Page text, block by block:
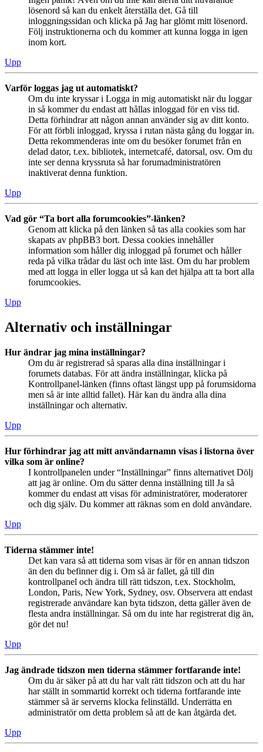
lösenord så kan du enkelt återställa det. Gå till
inloggningssidan och klicka på Jag har glömt mitt lösenord.
Följ instruktionerna och du kommer att kunna logga in igen
inom kort.
Upp
Varför loggas jag ut automatiskt?
Om du inte kryssar i Logga in mig automatiskt när du loggar
in så kommer du endast att hållas inloggad för en viss tid.
Detta förhindrar att någon annan använder sig av ditt konto.
För att förbli inloggad, kryssa i rutan nästa gång du loggar in.
Detta rekommenderas inte om du besöker forumet från en
delad dator, t.ex. bibliotek, internetcafé, datorsal, osv. Om du
inte ser denna kryssruta så har forumadministratören
inaktiverat denna funktion.
Upp
Vad gör “Ta bort alla forumcookies”-länken?
Genom att klicka på den länken så tas alla cookies som har
skapats av phpBB3 bort. Dessa cookies innehåller
information som håller dig inloggad på forumet och håller
reda på vilka trådar du läst och inte läst. Om du har problem
med att logga in eller logga ut så kan det hjälpa att ta bort alla
forumcookies.
Upp
Alternativ och inställningar
Hur ändrar jag mina inställningar?
Om du är registrerad så sparas alla dina inställningar i
forumets databas. För att ändra inställningar, klicka på
Kontrollpanel-länken (finns oftast längst upp på forumsidorna
men så är inte alltid fallet). Här kan du ändra alla dina
inställningar och alternativ.
Upp
Hur förhindrar jag att mitt användarnamn visas i listorna över
vilka som är online?
I kontrollpanelen under “Inställningar” finns alternativet Dölj
att jag är online. Om du sätter denna inställning till Ja så
kommer du endast att visas för administratörer, moderatorer
och dig själv. Du kommer att räknas som en dold användare.
Upp
Tiderna stämmer inte!
Det kan vara så att tiderna som visas är för en annan tidszon
än den du befinner dig i. Om så är fallet, gå till din
kontrollpanel och ändra till rätt tidszon, t.ex. Stockholm,
London, Paris, New York, Sydney, osv. Observera att endast
registrerade användare kan byta tidszon, detta gäller även de
flesta andra inställningar. Så om du inte har registrerat dig än,
gör det nu!
Upp
Jag ändrade tidszon men tiderna stämmer fortfarande inte!
Om du är säker på att du har valt rätt tidszon och att du har
har ställt in sommartid korrekt och tiderna fortfarande inte
stämmer så är serverns klocka felinställd. Underrätta en
administratör om detta problem så att de kan åtgärda det.
Upp